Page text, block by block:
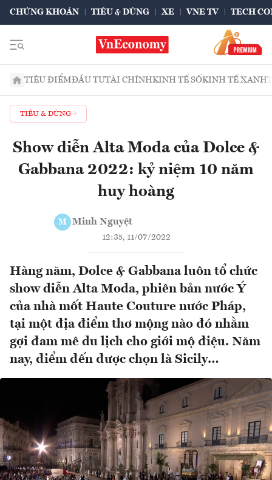
CHỨNG KHOÁN TIÊU & DÙNG XE VNE TV TECH
TIÊU ĐIỂMĐẦU TƯTÀI CHÍNHKINH TẾ SỐKINH TẾ XANH
TIÊU & DÙNG
Show diễn Alta Moda của Dolce &
Gabbana 2022: kỷ niệm 10 năm
huy hoàng
M Minh Nguyệt
12:35, 11/07/2022
Hàng năm, Dolce & Gabbana luôn tổ chức
show diễn Alta Moda, phiên bản nước Ý
của nhà mốt Haute Couture nước Pháp,
tại một địa điểm thơ mộng nào đó nhằm
gợi đam mê du lịch cho giới mộ điệu. Năm
nay, điểm đến được chọn là Sicily…